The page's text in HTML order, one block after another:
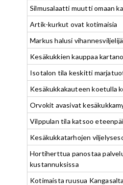
Silmusalaatti muutti omaan
Artik-kurkut ovat kotimaisia
Markus halusi
Kesäkukkien kauppaa
Isotalon tila keskitti
Kesäkukkakauteen koetulla
Orvokit avasivat
Vilppulan tila katsoo
Kesäkukkatarhojen
Hortiherttua panostaa
kustannuksissa
Kotimaista ruusua Kangasalta